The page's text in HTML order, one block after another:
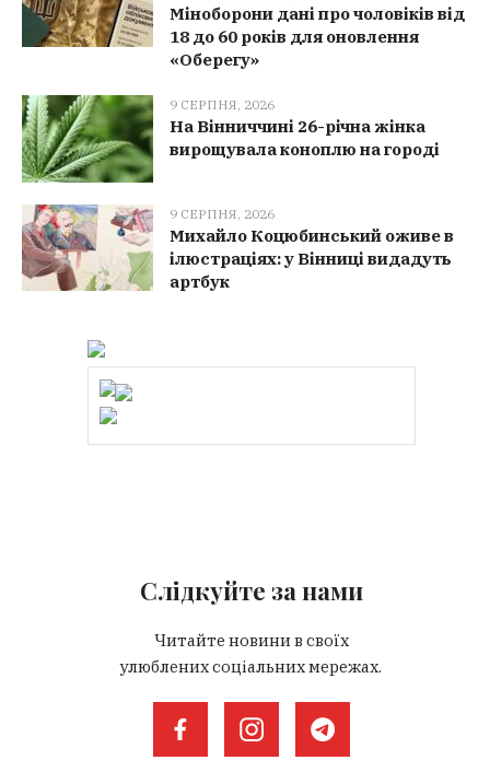
Міноборони дані про чоловіків від
18 до 60 років для оновлення
«Оберегу»
9 СЕРПНЯ, 2026
На Вінниччині 26-річна жінка
вирощувала коноплю на городі
9 СЕРПНЯ, 2026
Михайло Коцюбинський оживе в
ілюстраціях: у Вінниці видадуть
артбук
Слідкуйте за нами
Читайте новини в своїх
улюблених соціальних мережах.